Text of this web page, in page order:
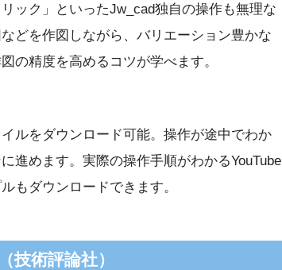
ック」といったJw_cad独自の操作も無理な
どを作図しながら、バリエーション豊かな
の精度を高めるコツが学べます。
ルをダウンロード可能。操作が途中でわか
進めます。実際の操作手順がわかるYouTube
もダウンロードできます。
術評論社）